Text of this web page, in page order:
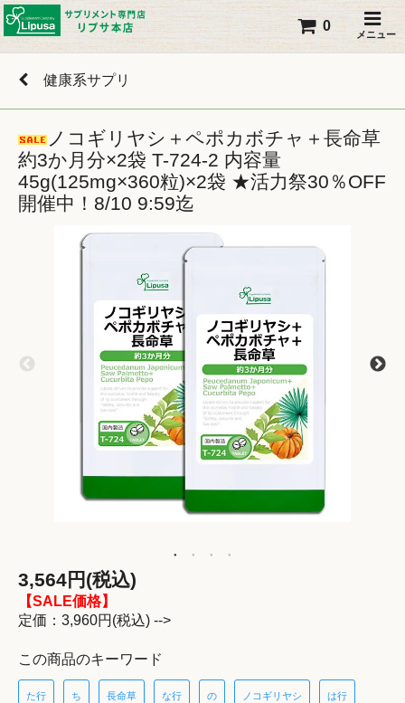
メニュー
0
健康系サプリ
ノコギリヤシ＋ペポカボチャ＋長命草
約3か月分×2袋 T-724-2 内容量
45g(125mg×360粒)×2袋 ★活力祭30％OFF
開催中！8/10 9:59迄
3,564円(税込)
【SALE価格】
定価：3,960円(税込) -->
この商品のキーワード
た行 ち 長命草 な行 の ノコギリヤシ は行